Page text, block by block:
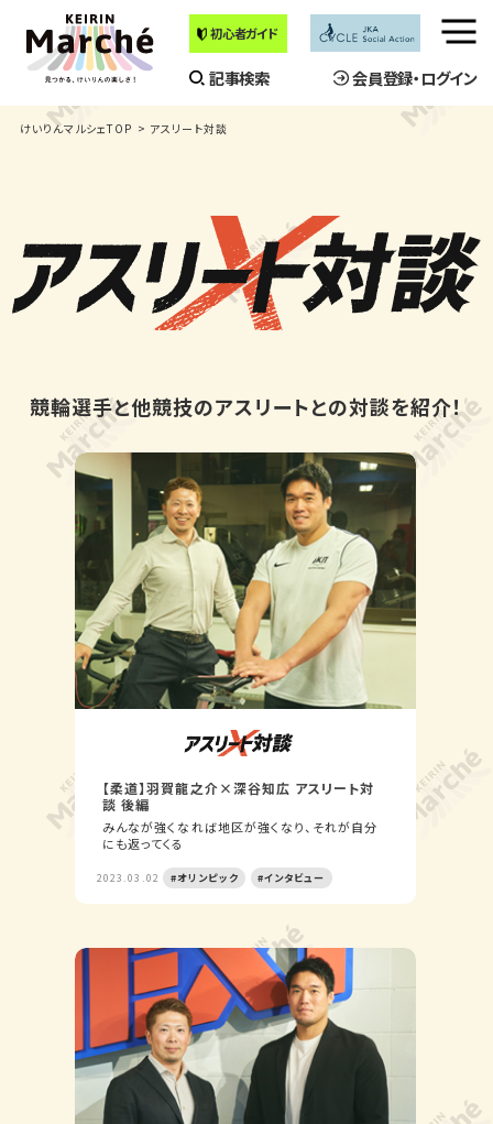
初心者ガイド
記事検索 会員登録・ログイン
メ
ュ
ー
けいりんマルシェTOP アスリート対談
競輪選手と他競技のアスリートとの対談を紹介！
【柔道】羽賀龍之介×深谷知広 アスリート対
談 後編
みんなが強くなれば地区が強くなり、それが自分
にも返ってくる
2023.03.02 #オリンピック #インタビュー